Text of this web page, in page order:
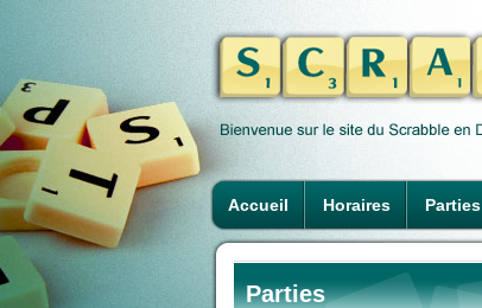
Accueil Horaires Parties
Parties